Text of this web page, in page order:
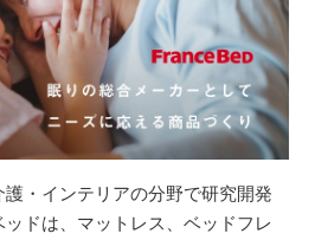
・インテリアの分野で研究開発
ドは、マットレス、ベッドフレ